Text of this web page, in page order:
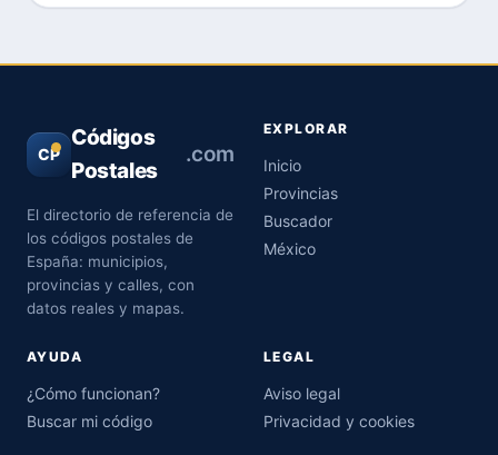
CP
Códigos
Postales
.com
El directorio de referencia de
los códigos postales de
España: municipios,
provincias y calles, con
datos reales y mapas.
EXPLORAR
Inicio
Provincias
Buscador
México
AYUDA
¿Cómo funcionan?
Buscar mi código
LEGAL
Aviso legal
Privacidad y cookies